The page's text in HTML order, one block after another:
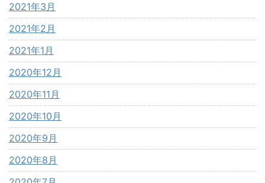
2021年3月
2021年2月
2021年1月
2020年12月
2020年11月
2020年10月
2020年9月
2020年8月